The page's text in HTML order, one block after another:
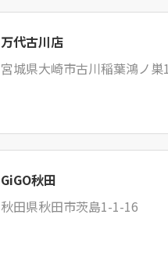
万代古川店
宮城県大崎市古川稲葉鴻ノ巣
GiGO秋田
秋田県秋田市茨島1-1-16